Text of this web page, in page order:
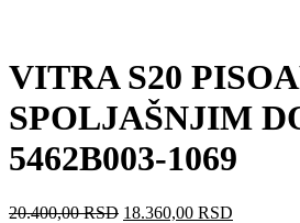
VITRA S20
SPOLJAŠNJIM
5462B003-1069
20.400,00RSD 18.360,00 RSD